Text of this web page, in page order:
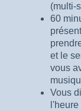
(multi-
60
et le
vous
Vous